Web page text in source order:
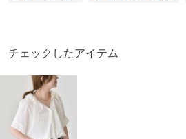
チェックしたアイテム